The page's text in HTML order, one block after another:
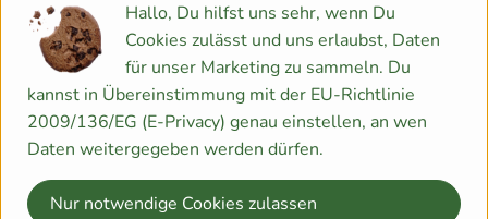
heran. Man unterscheidet rote, schwarze und weiße
Johannisbeeren. Von Mitte Juni bis August sind die Beeren
reif zum Sammeln.
Wie verwende ich´s?
Aus der schwarzen Johannisbeere stellt man den
berühmten Cassislikör her. Ein guter Schuss Cassiscreme
Hallo, Du hilfst uns sehr, wenn Du
Cookies zulässt und uns erlaubst, Daten
für unser Marketing zu sammeln. Du
kannst in Übereinstimmung mit der EU-Richtlinie
2009/136/EG (E-Privacy) genau einstellen, an wen
Daten weitergegeben werden dürfen.
Nur notwendige Cookies zulassen